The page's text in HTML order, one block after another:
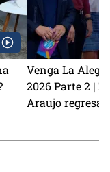
Venga La
2026 Parte 2 |
Araujo